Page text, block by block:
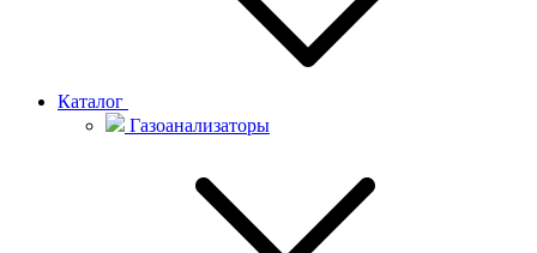
Каталог
Газоанализаторы